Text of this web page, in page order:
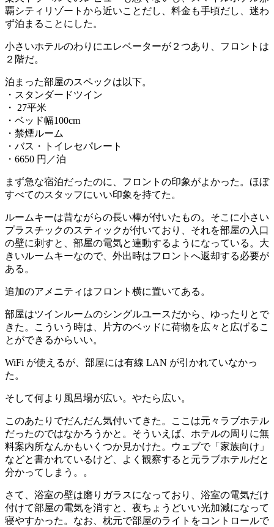
覇シティリゾートから近いことだし、料金も手頃だし、迷わ
ず泊まることにした。
小さいホテルのわりにエレベーターが２つあり、フロントは
２階だ。
泊まった部屋のスペックは以下。
・スタンダードツイン
・ 27平米
・ベッド幅100cm
・禁煙ルーム
・バス・トイレセパレート
・6650 円／泊
まず急な宿泊だったのに、フロントの印象がよかった。ほぼ
すべてのスタッフにいい印象を持てた。
ルームキーは昔ながらの長い棒が付いたもの。そこに小さい
プラスチックのスティックが付いており、それを部屋の入口
の壁に刺すと、部屋の電気と連動するようになっている。大
きいルームキーなので、外出時はフロントへ返却する必要が
ある。
追加のアメニティはフロント横に置いてある。
部屋はツインルームのシングルユースだから、ゆったりとで
きた。こういう時は、片方のベッドに荷物を広々と広げるこ
とができるからいい。
WiFi が使えるが、部屋には有線 LAN が引かれていなかっ
た。
そして何より風呂場が広い。やたら広い。
このあたりでだんだん気付いてきた。ここは元々ラブホテル
だったのではなかろうかと。そういえば、ホテルの周りに無
料案内所なんかもいくつか見かけた。ウェブで「家族向け」
などと書かれているけど、よく観察すると元ラブホテルだと
分かってしまう。。
さて、浴室の壁は磨りガラスになっており、浴室の電気だけ
付けて部屋の電気を消すと、夜ちょうどいい光加減になって
寝やすかった。なお、枕元で部屋のライトをコントロールで